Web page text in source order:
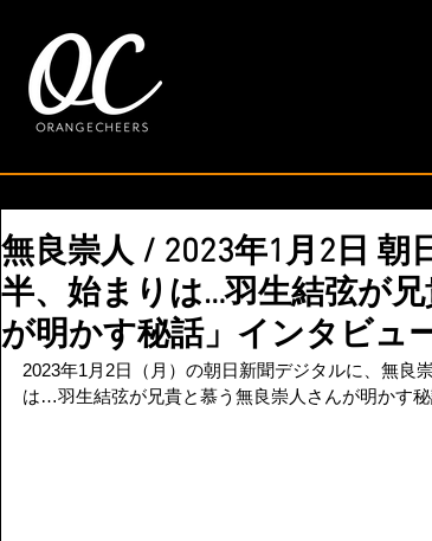
無良崇人 / 2023年1月2日 朝
半、始まりは…羽生結弦が
が明かす秘話」インタビュ
2023年1月2日（月）の朝日新聞デジタルに、無良
は…羽生結弦が兄貴と慕う無良崇人さんが明かす秘